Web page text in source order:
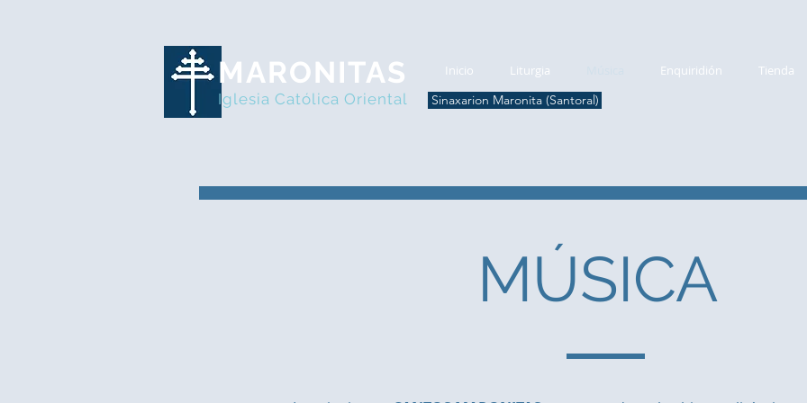
MARONITAS
Iglesia Católica Oriental
Inicio Liturgia Enquiridión Tienda
Sinaxarion Maronita (Santoral)
​MÚSICA